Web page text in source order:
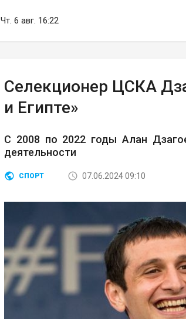
Чт. 6 авг. 16:22
Селекционер ЦСКА
и Египте»
С 2008 по 2022 годы Алан
деятельности
СПОРТ 07.06.2024 09:10